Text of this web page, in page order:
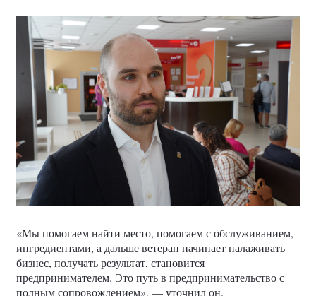
«Мы помогаем найти место, помогаем с обслуживанием,
ингредиентами, а дальше ветеран начинает налаживать
бизнес, получать результат, становится
предпринимателем. Это путь в предпринимательство с
полным сопровождением», — уточнил он.